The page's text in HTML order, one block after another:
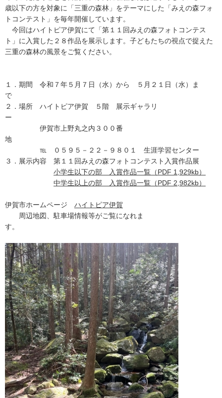
歳以下の方を対象に「三重の森林」をテーマにした「みえの森フォ
トコンテスト」を毎年開催しています。
今回はハイトピア伊賀にて「第１１回みえの森フォトコンテス
ト」に入賞した２８作品を展示します。子どもたちの視点で捉えた
三重の森林の風景をご覧ください。
１．期間 令和７年５月７日（水）から ５月２１日（水）ま
２．場所 ハイトピア伊賀 ５階 展示ギャラリ
伊賀市上野丸之内３００番
℡ ０５９５－２２－９８０１ 生涯学習センター
３．展示内容 第１１回みえの森フォトコンテスト入賞作品展
小学生以下の部 入賞作品一覧（PDF 1,929kb）
中学生以上の部 入賞作品一覧（PDF 2,982kb）
伊賀市ホームページ ハイトピア伊賀
周辺地図、駐車場情報等がご覧になれま
す。